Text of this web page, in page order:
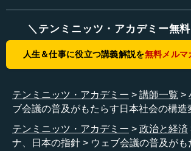
ても、場当たり的で効果としては乏しい
って、私はそう発言しています。ここが非
い。議論のときは終わった」ということ
いうと、もう30年ほど前からいわれてき
本当にこれができるかどうかが問われて
います。
＼テンミニッツ・アカデミー無
人生＆仕事に役立つ講義解説を無料メルマ
テンミニッツ・アカデミー 講師一覧
ブ会議の普及がもたらす日本社会の構造
テンミニッツ・アカデミー
政治と経済
ナ、日本の指針
ウェブ会議の普及が